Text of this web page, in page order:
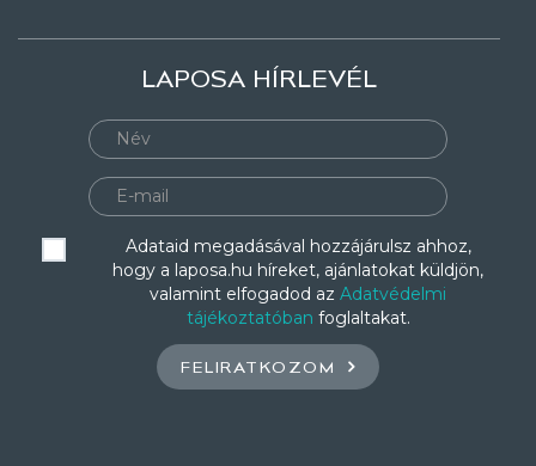
LAPOSA HÍRLEVÉL
Adataid megadásával hozzájárulsz ahhoz,
hogy a laposa.hu híreket, ajánlatokat küldjön,
valamint elfogadod az Adatvédelmi
tájékoztatóban foglaltakat.
FELIRATKOZOM